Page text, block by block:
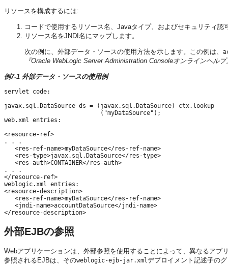
リソースを構成するには:
コードで使用するリソース名、Javaタイプ、およびセキュリティ
リソース名をJNDI名にマップします。
次の例に、外部データ・ソースの使用方法を示します。この例は、
『Oracle WebLogic Server Administration Consoleオンラインヘルプ
例7-1 外部データ・ソースの使用例
servlet code:
javax.sql.DataSource ds = (javax.sql.DataSource) ctx.lookup
                           ("myDataSource");
web.xml entries:
<resource-ref>
. . .
   <res-ref-name>myDataSource</res-ref-name>
   <res-type>javax.sql.DataSource</res-type>
   <res-auth>CONTAINER</res-auth>
. . .
</resource-ref>
weblogic.xml entries:
<resource-description>
   <res-ref-name>myDataSource</res-ref-name>
   <jndi-name>accountDataSource</jndi-name>
外部EJBの参照
Webアプリケーションは、外部参照を使用することによって、異なるア
参照されるEJBは、そのweblogic-ejb-jar.xmlデプロイメント記述子の